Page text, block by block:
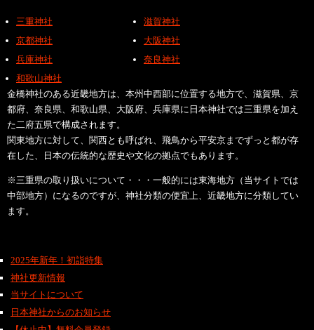
三重神社
滋賀神社
京都神社
大阪神社
兵庫神社
奈良神社
和歌山神社
金橋神社のある近畿地方は、本州中西部に位置する地方で、滋賀県、京
都府、奈良県、和歌山県、大阪府、兵庫県に日本神社では三重県を加え
た二府五県で構成されます。
関東地方に対して、関西とも呼ばれ、飛鳥から平安京までずっと都が存
在した、日本の伝統的な歴史や文化の拠点でもあります。
※三重県の取り扱いについて・・・一般的には東海地方（当サイトでは
中部地方）になるのですが、神社分類の便宜上、近畿地方に分類してい
ます。
2025年新年！初詣特集
神社更新情報
当サイトについて
日本神社からのお知らせ